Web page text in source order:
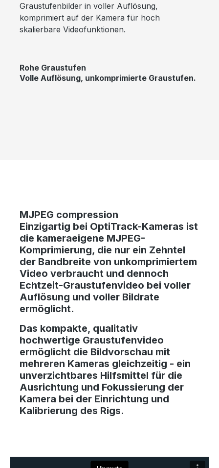
Graustufenbilder in voller Auflösung,
komprimiert auf der Kamera für hoch
skalierbare Videofunktionen.
Rohe Graustufen
Volle Auflösung, unkomprimierte Graustufen.
MJPEG compression
Einzigartig bei OptiTrack-Kameras ist
die kameraeigene MJPEG-
Komprimierung, die nur ein Zehntel
der Bandbreite von unkomprimiertem
Video verbraucht und dennoch
Echtzeit-Graustufenvideo bei voller
Auflösung und voller Bildrate
ermöglicht.
Das kompakte, qualitativ
hochwertige Graustufenvideo
ermöglicht die Bildvorschau mit
mehreren Kameras gleichzeitig - ein
unverzichtbares Hilfsmittel für die
Ausrichtung und Fokussierung der
Kamera bei der Einrichtung und
Kalibrierung des Rigs.